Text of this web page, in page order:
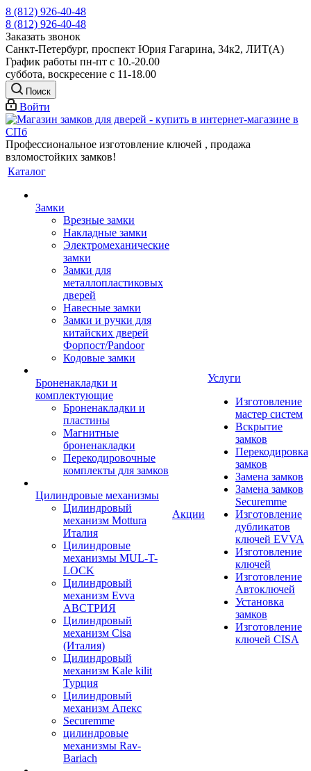
8 (812) 926-40-48
8 (812) 926-40-48
Заказать звонок
Санкт-Петербург, проспект Юрия Гагарина, 34к2, ЛИТ(А)
График работы пн-пт с 10.-20.00
суббота, воскресение с 11-18.00
Поиск
Войти
Профессиональное изготовление ключей , продажа
взломостойких замков!
Каталог
Замки
Врезные замки
Накладные замки
Электромеханические
замки
Замки для
металлопластиковых
дверей
Навесные замки
Замки и ручки для
китайских дверей
Форпост/Раndoor
Кодовые замки
Броненакладки и
комплектующие
Броненакладки и
пластины
Магнитные
броненакладки
Перекодировочные
комплекты для замков
Цилиндровые механизмы
Цилиндровый
механизм Mottura
Италия
Цилиндровые
механизмы MUL-T-
LOCK
Цилиндровый
механизм Evva
АВСТРИЯ
Цилиндровый
механизм Cisa
(Италия)
Цилиндровый
механизм Kale kilit
Турция
Цилиндровый
механизм Апекс
Securemme
цилиндровые
механизмы Rav-
Bariach
Акции
Услуги
Изготовление
мастер систем
Вскрытие
замков
Перекодировка
замков
Замена замков
Замена замков
Securemme
Изготовление
дубликатов
ключей EVVA
Изготовление
ключей
Изготовление
Автоключей
Установка
замков
Изготовление
ключей CISA